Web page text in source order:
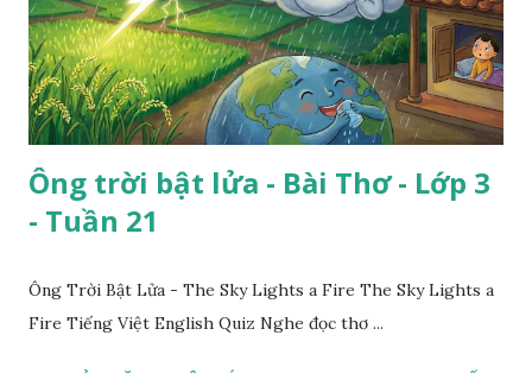
Ông trời bật lửa - Bài Thơ - Lớp 3
- Tuần 21
Ông Trời Bật Lửa - The Sky Lights a Fire The Sky Lights a
Fire Tiếng Việt English Quiz Nghe đọc thơ ...